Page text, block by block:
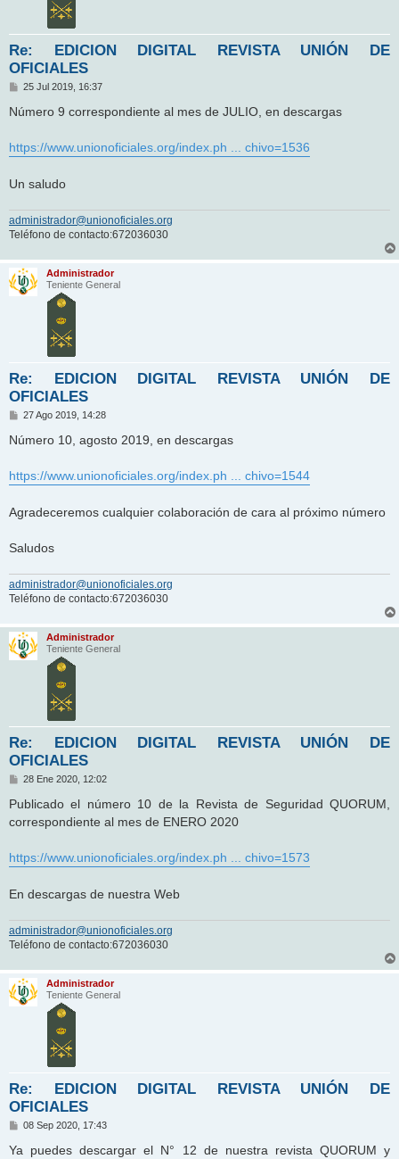
Re: EDICION DIGITAL REVISTA UNIÓN DE
OFICIALES
M
n
j
e
25 Jul 2019, 16:37
Número 9 correspondiente al mes de JULIO, en descargas
https://www.unionoficiales.org/index.ph ... chivo=1536
Un saludo
administrador@unionoficiales.org
Teléfono de contacto:672036030
Administrador
Teniente General
Re: EDICION DIGITAL REVISTA UNIÓN DE
OFICIALES
M
n
j
e
27 Ago 2019, 14:28
Número 10, agosto 2019, en descargas
https://www.unionoficiales.org/index.ph ... chivo=1544
Agradeceremos cualquier colaboración de cara al próximo número
Saludos
administrador@unionoficiales.org
Teléfono de contacto:672036030
Administrador
Teniente General
Re: EDICION DIGITAL REVISTA UNIÓN DE
OFICIALES
M
n
a
28 Ene 2020, 12:02
Publicado el número 10 de la Revista de Seguridad QUORUM,
correspondiente al mes de ENERO 2020
https://www.unionoficiales.org/index.ph ... chivo=1573
En descargas de nuestra Web
administrador@unionoficiales.org
Teléfono de contacto:672036030
Administrador
Teniente General
Re: EDICION DIGITAL REVISTA UNIÓN DE
OFICIALES
M
n
08 Sep 2020, 17:43
Ya puedes descargar el N° 12 de nuestra revista QUORUM y